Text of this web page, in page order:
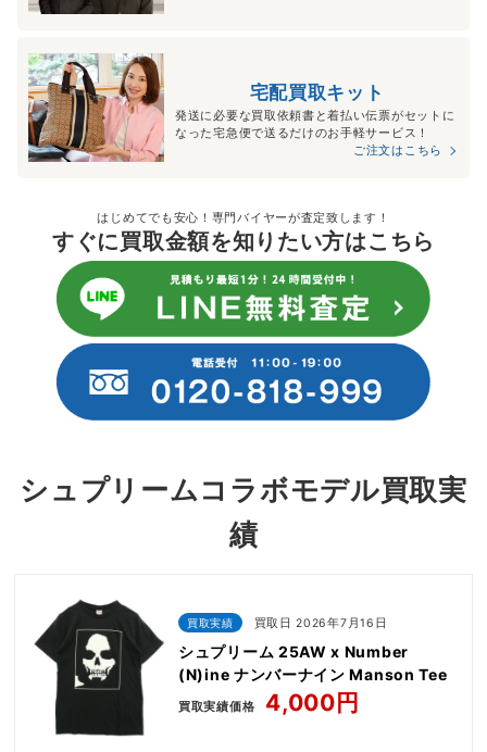
宅配買取キット
発送に必要な買取依頼書と着払い伝票がセットに
なった宅急便で送るだけのお手軽サービス！
ご注文はこちら
はじめてでも安心！専門バイヤーが査定致します！
すぐに買取金額を知りたい方はこちら
シュプリームコラボモデル買取実
績
買取実績 買取日 2026年7月16日
シュプリーム 25AW x Number
(N)ine ナンバーナイン Manson Tee
買取実績価格 4,000円